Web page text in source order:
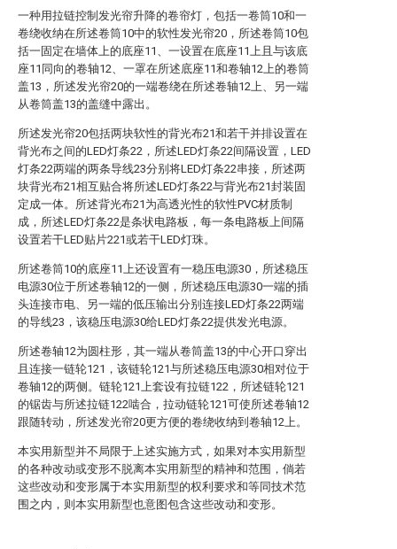
一种用拉链控制发光帘升降的卷帘灯，包括一卷筒10和一
卷绕收纳在所述卷筒10中的软性发光帘20，所述卷筒10包
括一固定在墙体上的底座11、一设置在底座11上且与该底
座11同向的卷轴12、一罩在所述底座11和卷轴12上的卷筒
盖13，所述发光帘20的一端卷绕在所述卷轴12上、另一端
从卷筒盖13的盖缝中露出。
所述发光帘20包括两块软性的背光布21和若干并排设置在
背光布之间的LED灯条22，所述LED灯条22间隔设置，LED
灯条22两端的两条导线23分别将LED灯条22串接，所述两
块背光布21相互贴合将所述LED灯条22与背光布21封装固
定成一体。所述背光布21为高透光性的软性PVC材质制
成，所述LED灯条22是条状电路板，每一条电路板上间隔
设置若干LED贴片221或若干LED灯珠。
所述卷筒10的底座11上还设置有一稳压电源30，所述稳压
电源30位于所述卷轴12的一侧，所述稳压电源30一端的插
头连接市电、另一端的低压输出分别连接LED灯条22两端
的导线23，该稳压电源30给LED灯条22提供发光电源。
所述卷轴12为圆柱形，其一端从卷筒盖13的中心开口穿出
且连接一链轮121，该链轮121与所述稳压电源30相对位于
卷轴12的两侧。链轮121上套设有拉链122，所述链轮121
的锯齿与所述拉链122啮合，拉动链轮121可使所述卷轴12
跟随转动，所述发光帘20更方便的卷绕收纳到卷轴12上。
本实用新型并不局限于上述实施方式，如果对本实用新型
的各种改动或变形不脱离本实用新型的精神和范围，倘若
这些改动和变形属于本实用新型的权利要求和等同技术范
围之内，则本实用新型也意图包含这些改动和变形。